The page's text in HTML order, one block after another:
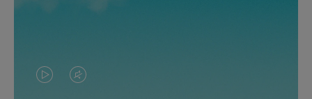
VIDEO
HET